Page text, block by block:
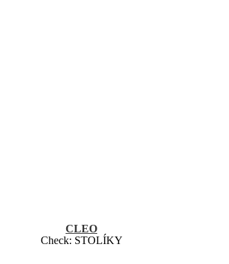
CLEO
Check: STOLÍKY